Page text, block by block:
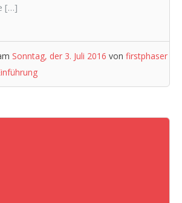
[…]
Sonntag, der 3. Juli 2016 von firstphaser